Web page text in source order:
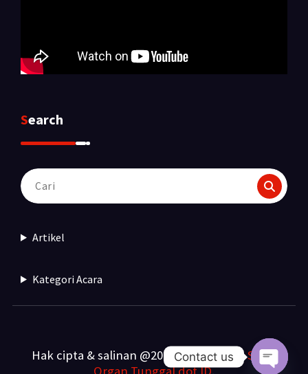
Search
Pencarian
untuk:
Artikel
Kategori Acara
Hak cipta & salinan @2025. Dibuat olehSewa
Organ Tunggal dot ID.
Contact us